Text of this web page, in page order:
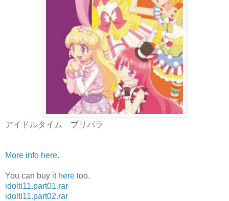
アイドルタイム プリパラ
More info here.
You can buy it here too.
idolti11.part01.rar
idolti11.part02.rar